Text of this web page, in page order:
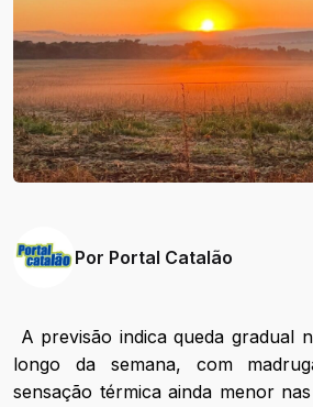
Por Portal Catalão
A previsão indica queda gradual
longo da semana, com
sensação térmica ainda menor